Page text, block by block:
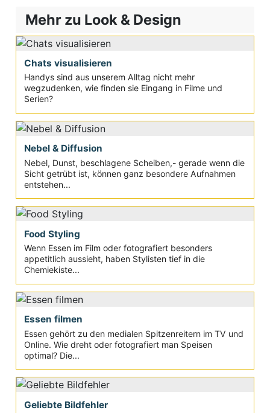
Mehr zu Look & Design
Chats visualisieren
Handys sind aus unserem Alltag nicht mehr
wegzudenken, wie finden sie Eingang in Filme und
Serien?
Nebel & Diffusion
Nebel, Dunst, beschlagene Scheiben,- gerade wenn die
Sicht getrübt ist, können ganz besondere Aufnahmen
entstehen...
Food Styling
Wenn Essen im Film oder fotografiert besonders
appetitlich aussieht, haben Stylisten tief in die
Chemiekiste...
Essen filmen
Essen gehört zu den medialen Spitzenreitern im TV und
Online. Wie dreht oder fotografiert man Speisen
optimal? Die...
Geliebte Bildfehler